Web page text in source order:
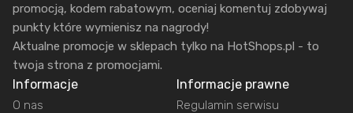
promocją, kodem rabatowym, oceniaj komentuj zdobywaj
punkty które wymienisz na nagrody!
Aktualne promocje w sklepach tylko na HotShops.pl - to
twoja strona z promocjami.
Informacje
O nas
Informacje prawne
Regulamin serwisu